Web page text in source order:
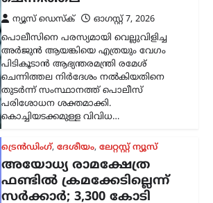
വിശദീകരണം
ന്യൂസ് ഡെസ്ക്
ഓഗസ്റ്റ്‌ 7, 2026
അയോധ്യ രാമക്ഷേത്രത്തിനായി ലഭിച്ച
3,300 കോടി രൂപയുടെ സംഭാവനകളുടെ
വിനിയോഗത്തിൽ യാതൊരു ക്രമക്കേടും
നടന്നിട്ടില്ലെന്ന് സർക്കാർ വൃത്തങ്ങൾ
വ്യക്തമാക്കി. സംഭാവന തുകയുടെ
ഉപയോഗവുമായി ബന്ധപ്പെട്ട് ഉയർന്ന
കേരളം,തിരുവനന്തപുരം,വാർത്തകൾ
വീട്ടുപടിക്കലെ പെൻഷൻ
വിതരണം നിർത്തുന്നത്